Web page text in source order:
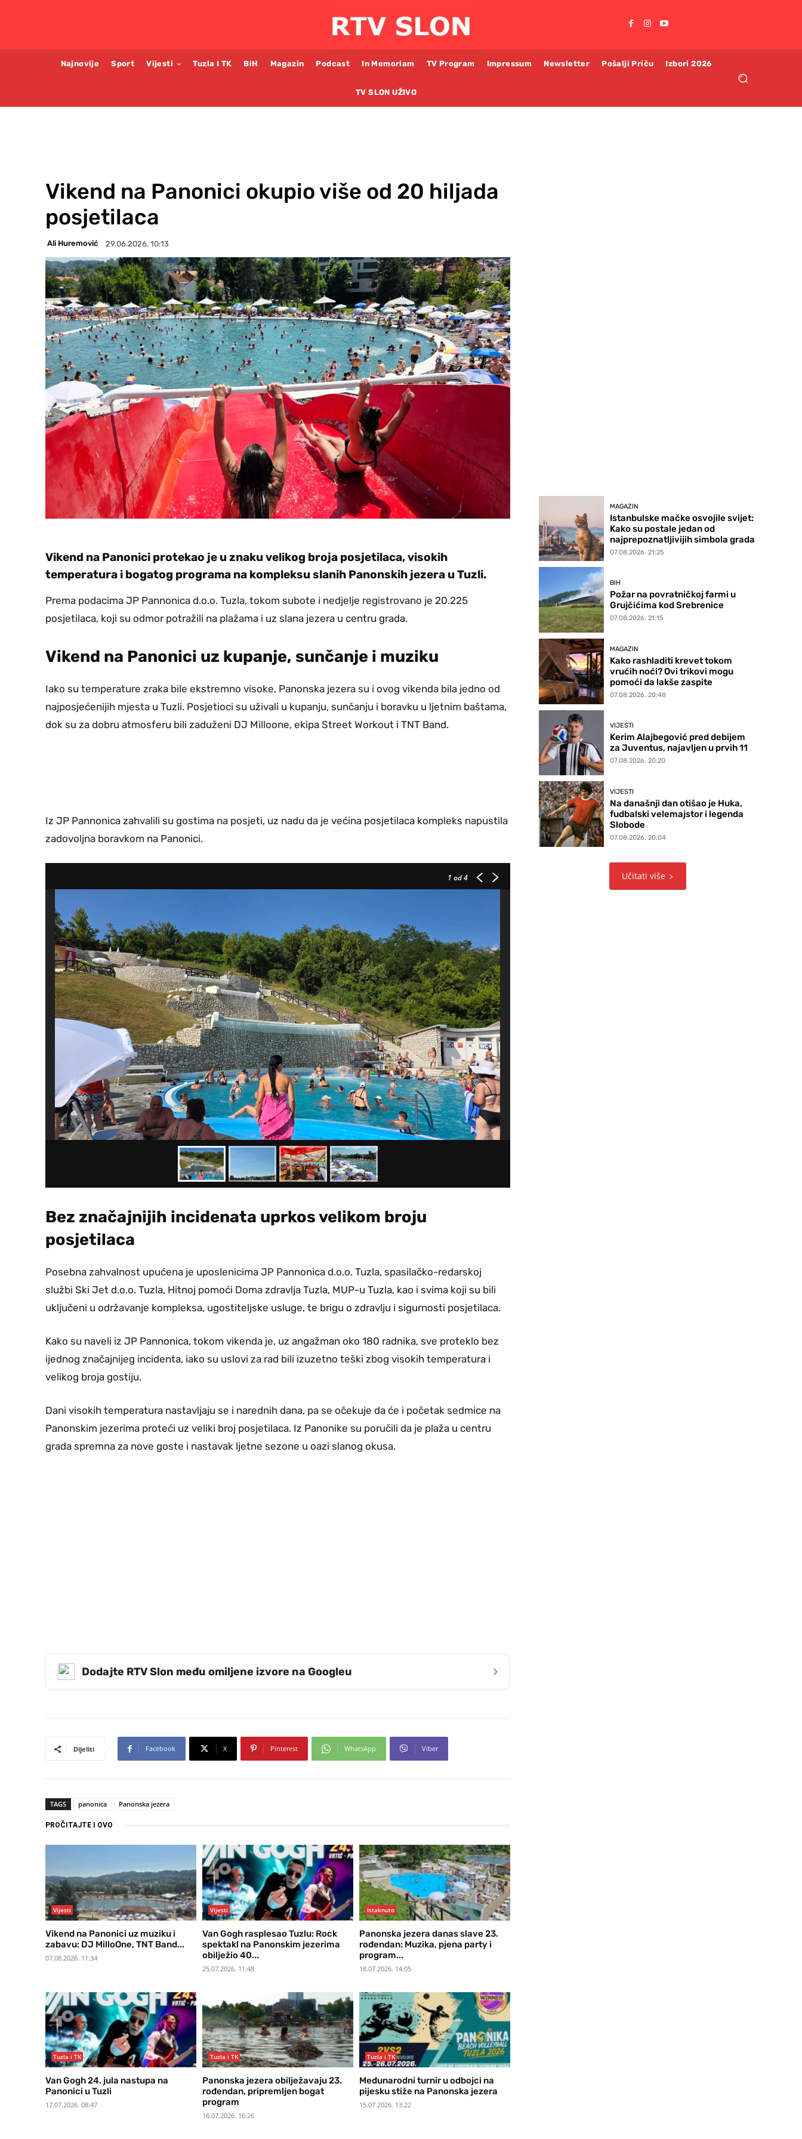
Najnovije Sport Vijesti Tuzla I TK BiH Magazin Podcast In Memoriam TV Program Impressum Newsletter Pošalji Priču Izbori 2026
TV SLON UŽIVO
Vikend na Panonici okupio više od 20 hiljada
posjetilaca
Ali Huremović 29.06.2026. 10:13
Vikend na Panonici protekao je u znaku velikog broja posjetilaca, visokih
temperatura i bogatog programa na kompleksu slanih Panonskih jezera u Tuzli.
Prema podacima JP Pannonica d.o.o. Tuzla, tokom subote i nedjelje registrovano je 20.225
posjetilaca, koji su odmor potražili na plažama i uz slana jezera u centru grada.
Vikend na Panonici uz kupanje, sunčanje i muziku
Iako su temperature zraka bile ekstremno visoke, Panonska jezera su i ovog vikenda bila jedno od
najposjećenijih mjesta u Tuzli. Posjetioci su uživali u kupanju, sunčanju i boravku u ljetnim baštama,
dok su za dobru atmosferu bili zaduženi DJ Milloone, ekipa Street Workout i TNT Band.
Iz JP Pannonica zahvalili su gostima na posjeti, uz nadu da je većina posjetilaca kompleks napustila
zadovoljna boravkom na Panonici.
1 od 4
Bez značajnijih incidenata uprkos velikom broju
posjetilaca
Posebna zahvalnost upućena je uposlenicima JP Pannonica d.o.o. Tuzla, spasilačko-redarskoj
službi Ski Jet d.o.o. Tuzla, Hitnoj pomoći Doma zdravlja Tuzla, MUP-u Tuzla, kao i svima koji su bili
uključeni u održavanje kompleksa, ugostiteljske usluge, te brigu o zdravlju i sigurnosti posjetilaca.
Kako su naveli iz JP Pannonica, tokom vikenda je, uz angažman oko 180 radnika, sve proteklo bez
ijednog značajnijeg incidenta, iako su uslovi za rad bili izuzetno teški zbog visokih temperatura i
velikog broja gostiju.
Dani visokih temperatura nastavljaju se i narednih dana, pa se očekuje da će i početak sedmice na
Panonskim jezerima proteći uz veliki broj posjetilaca. Iz Panonike su poručili da je plaža u centru
grada spremna za nove goste i nastavak ljetne sezone u oazi slanog okusa.
Dodajte RTV Slon među omiljene izvore na Googleu ›
Dijeliti Facebook X Pinterest WhatsApp Viber
TAGS panonica Panonska jezera
PROČITAJTE I OVO
Vijesti
Vikend na Panonici uz muziku i
zabavu: DJ MilloOne, TNT Band...
07.08.2026. 11:34
Vijesti
Van Gogh rasplesao Tuzlu: Rock
spektakl na Panonskim jezerima
obilježio 40...
25.07.2026. 11:48
Istaknuto
Panonska jezera danas slave 23.
rođendan: Muzika, pjena party i
program...
18.07.2026. 14:05
Tuzla i TK
Van Gogh 24. jula nastupa na
Panonici u Tuzli
17.07.2026. 08:47
Tuzla i TK
Panonska jezera obilježavaju 23.
rođendan, pripremljen bogat
program
16.07.2026. 16:26
Tuzla i TK
Međunarodni turnir u odbojci na
pijesku stiže na Panonska jezera
15.07.2026. 13:22
MAGAZIN
Istanbulske mačke osvojile svijet:
Kako su postale jedan od
najprepoznatljivijih simbola grada
07.08.2026. 21:25
BIH
Požar na povratničkoj farmi u
Grujčićima kod Srebrenice
07.08.2026. 21:15
MAGAZIN
Kako rashladiti krevet tokom
vrućih noći? Ovi trikovi mogu
pomoći da lakše zaspite
07.08.2026. 20:48
VIJESTI
Kerim Alajbegović pred debijem
za Juventus, najavljen u prvih 11
07.08.2026. 20:20
VIJESTI
Na današnji dan otišao je Huka,
fudbalski velemajstor i legenda
Slobode
07.08.2026. 20:04
Učitati više